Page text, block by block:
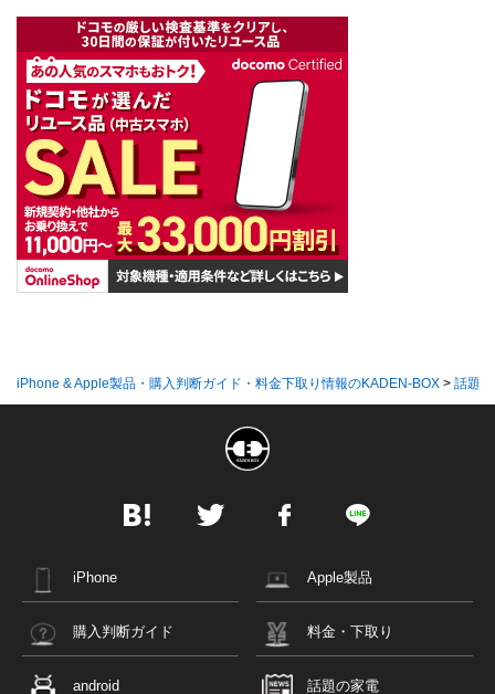
iPhone & Apple製品・購入判断ガイド・料金下取り情報のKADEN-BOX > 話題
iPhone Apple製品
購入判断ガイド 料金・下取り
android 話題の家電